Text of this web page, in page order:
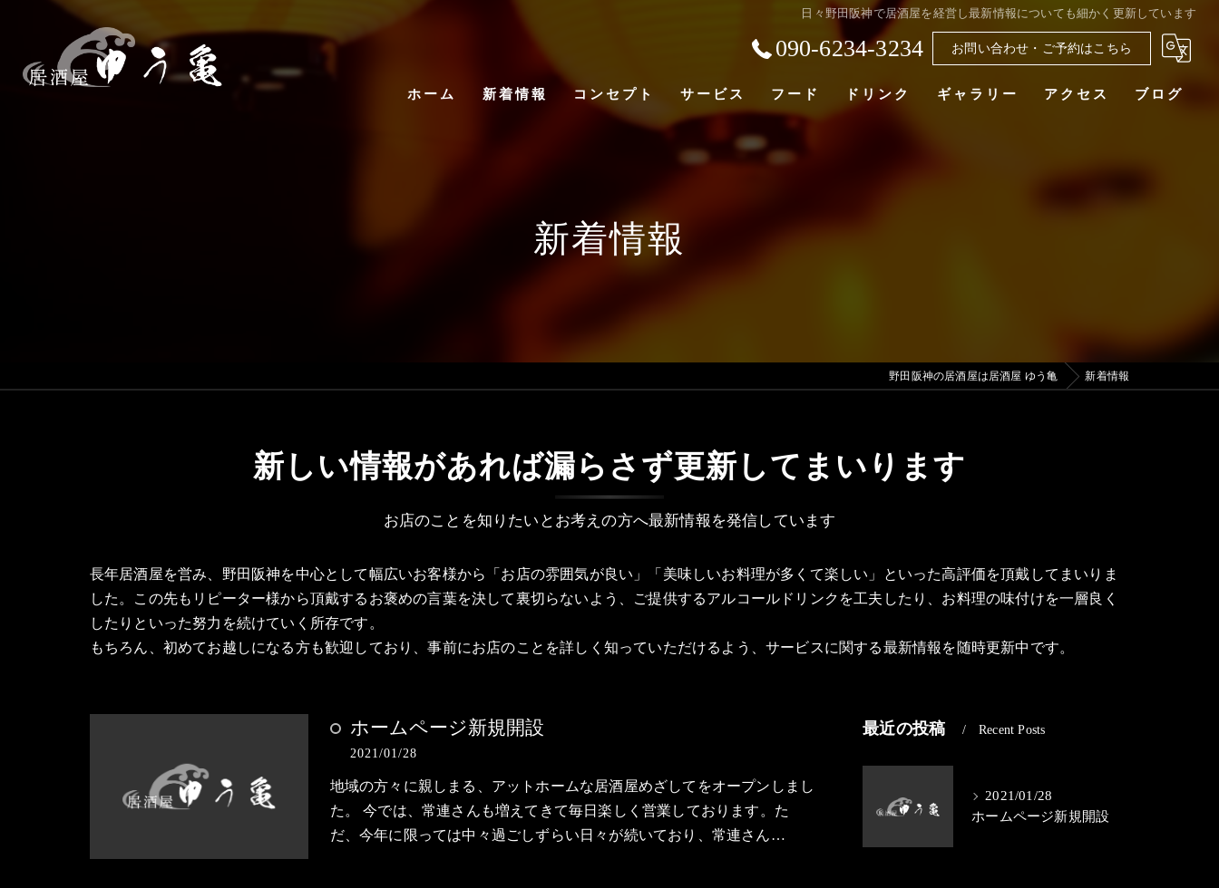
日々野田阪神で居酒屋を経営し最新情報についても細かく更新しています
090-6234-3234 お問い合わせ・ご予約はこちら
ホーム 新着情報 コンセプト
野田阪神の居酒屋 ゆう亀の口コミ情報
野田阪神の居酒屋 ゆう亀のお客様の声
サービス フード ドリンク ギャラリー アクセス ブログ
新着情報
野田阪神の居酒屋は居酒屋 ゆう亀 新着情報
新しい情報があれば漏らさず更新してまいります
お店のことを知りたいとお考えの方へ最新情報を発信しています
長年居酒屋を営み、野田阪神を中心として幅広いお客様から「お店の雰囲気が良い」「美味しいお料理が多くて楽しい」といった高評価を頂戴してまいりま
した。この先もリピーター様から頂戴するお褒めの言葉を決して裏切らないよう、ご提供するアルコールドリンクを工夫したり、お料理の味付けを一層良く
したりといった努力を続けていく所存です。
もちろん、初めてお越しになる方も歓迎しており、事前にお店のことを詳しく知っていただけるよう、サービスに関する最新情報を随時更新中です。
ホームページ新規開設
2021/01/28
地域の方々に親しまる、アットホームな居酒屋めざしてをオープンしまし
た。 今では、常連さんも増えてきて毎日楽しく営業しております。た
だ、今年に限っては中々過ごしずらい日々が続いており、常連さん…
最近の投稿 Recent Posts
2021/01/28
ホームページ新規開設